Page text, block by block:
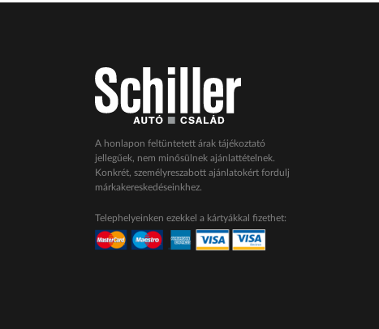
A honlapon feltüntetett árak tájékoztató
jellegűek, nem minősülnek ajánlattételnek.
Konkrét, személyreszabott ajánlatokért fordulj
márkakereskedéseinkhez.
Telephelyeinken ezekkel a kártyákkal fizethet: